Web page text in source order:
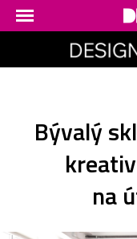
Bývalý
na